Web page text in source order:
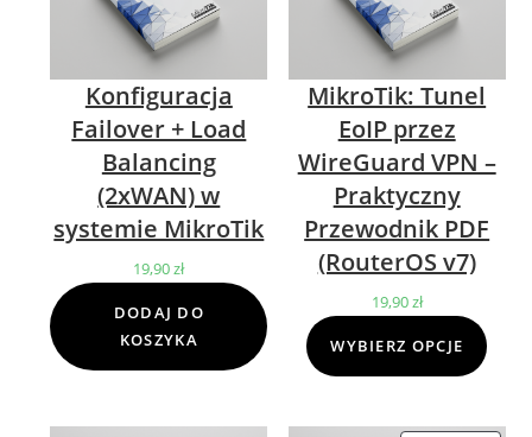
Konfiguracja
Failover + Load
Balancing
(2xWAN) w
systemie MikroTik
19,90zł
DODAJ DO
KOSZYKA
MikroTik: Tunel
EoIP przez
WireGuard VPN –
Praktyczny
Przewodnik PDF
(RouterOS v7)
19,90zł
WYBIERZ OPCJE